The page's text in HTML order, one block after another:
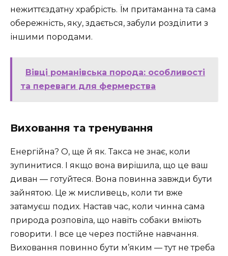
нежиттєздатну храбрість. Їм притаманна та сама
обережність, яку, здається, забули розділити з
іншими породами.
Вівці романівська порода: особливості
та переваги для фермерства
Виховання та тренування
Енергійна? О, ще й як. Такса не знає, коли
зупинитися. І якщо вона вирішила, що це ваш
диван — готуйтеся. Вона повинна завжди бути
зайнятою. Це ж мисливець, коли ти вже
затамуєш подих. Настав час, коли чинна сама
природа розповіла, що навіть собаки вміють
говорити. І все це через постійне навчання.
Виховання повинно бути м’яким — тут не треба